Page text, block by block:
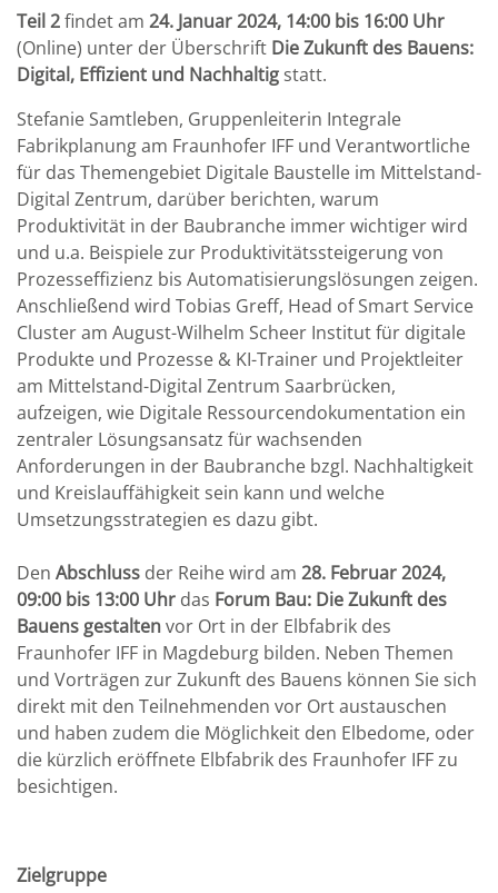
Teil 2findet am 24. Januar 2024, 14:00 bis 16:00 Uhr
(Online) unter der Überschrift Die Zukunft des Bauens:
Digital, Effizient und Nachhaltig statt.
Stefanie Samtleben, Gruppenleiterin Integrale
Fabrikplanung am Fraunhofer IFF und Verantwortliche
für das Themengebiet Digitale Baustelle im Mittelstand-
Digital Zentrum, darüber berichten, warum
Produktivität in der Baubranche immer wichtiger wird
und u.a. Beispiele zur Produktivitätssteigerung von
Prozesseffizienz bis Automatisierungslösungen zeigen.
Anschließend wird Tobias Greff, Head of Smart Service
Cluster am August-Wilhelm Scheer Institut für digitale
Produkte und Prozesse & KI-Trainer und Projektleiter
am Mittelstand-Digital Zentrum Saarbrücken,
aufzeigen, wie Digitale Ressourcendokumentation ein
zentraler Lösungsansatz für wachsenden
Anforderungen in der Baubranche bzgl. Nachhaltigkeit
und Kreislauffähigkeit sein kann und welche
Umsetzungsstrategien es dazu gibt.
Den Abschluss der Reihe wird am 28. Februar 2024,
09:00 bis 13:00 Uhr das Forum Bau: Die Zukunft des
Bauens gestaltenvor Ort in der Elbfabrik des
Fraunhofer IFF in Magdeburg bilden. Neben Themen
und Vorträgen zur Zukunft des Bauens können Sie sich
direkt mit den Teilnehmenden vor Ort austauschen
und haben zudem die Möglichkeit den Elbedome, oder
die kürzlich eröffnete Elbfabrik des Fraunhofer IFF zu
besichtigen.
Zielgruppe